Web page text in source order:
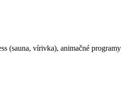
(sauna, vírivka), animačné programy